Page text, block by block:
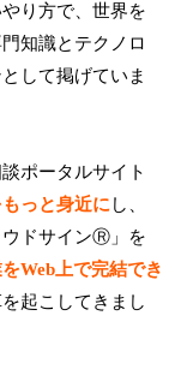
り方で、世界を
知識とテクノロ
して掲げていま
ポータルサイト
っと身近にし、
ウドサインⓇ」を
Web上で完結でき
起こしてきまし